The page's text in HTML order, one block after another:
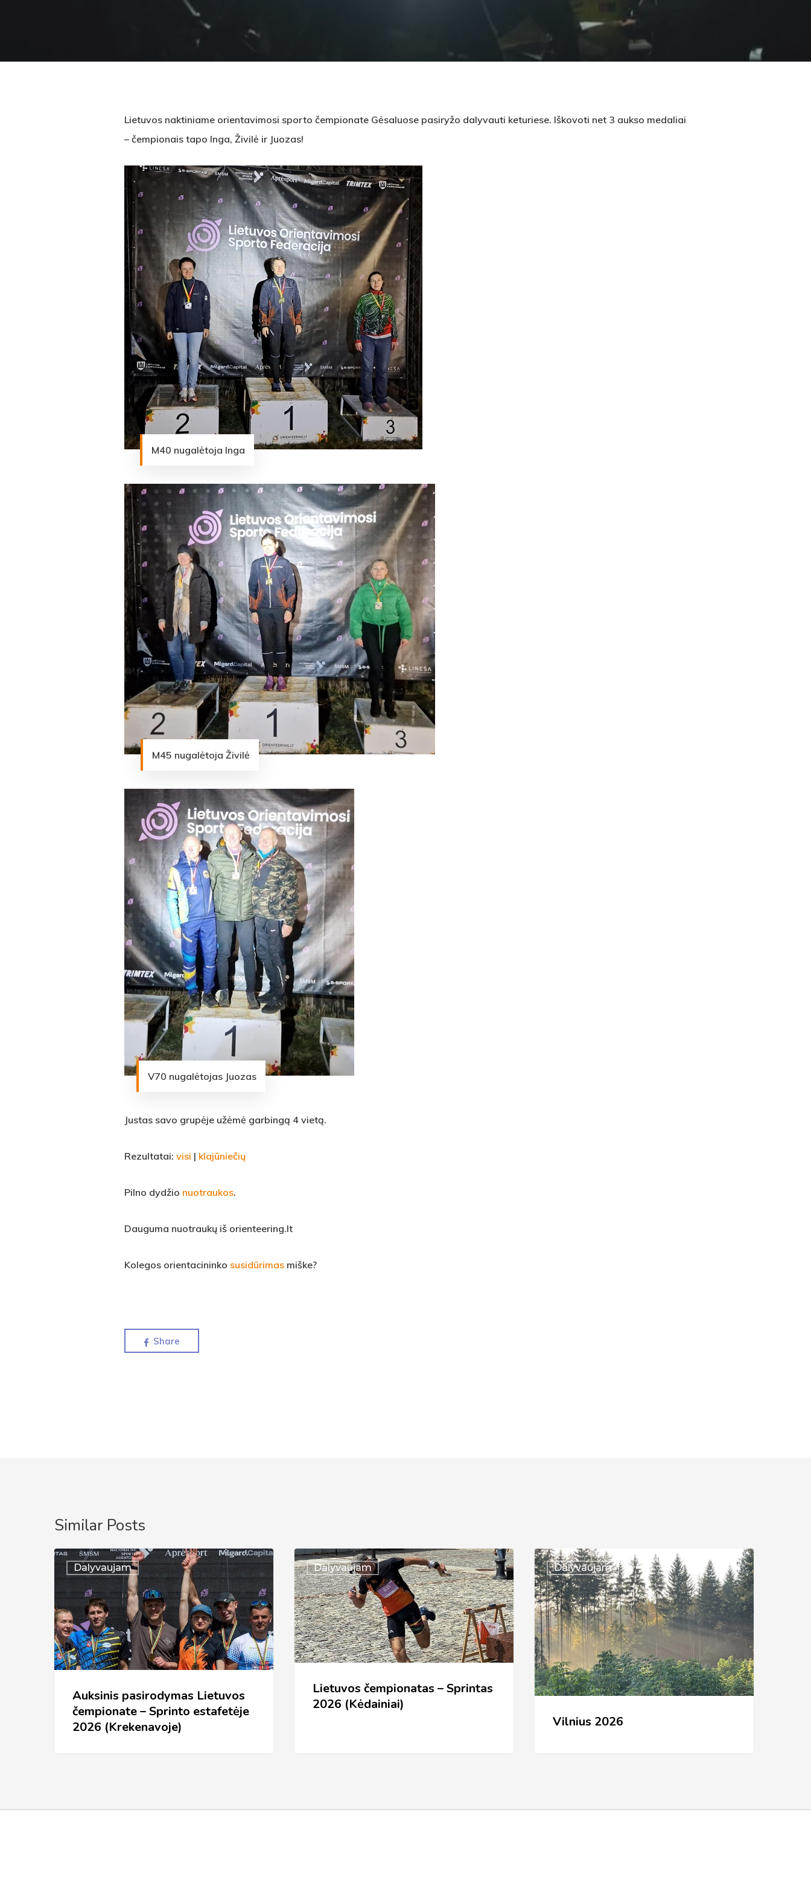
Lietuvos naktiniame orientavimosi sporto čempionate Gėsaluose pasiryžo dalyvauti keturiese. Iškovoti net 3 aukso medaliai
– čempionais tapo Inga, Živilė ir Juozas!
M40 nugalėtoja Inga
M45 nugalėtoja Živilė
V70 nugalėtojas Juozas
Justas savo grupėje užėmė garbingą 4 vietą.
Rezultatai:visi | klajūniečių
Pilno dydžio nuotraukos.
Dauguma nuotraukų iš orienteering.lt
Kolegos orientacininko susidūrimas miške?
Share
Similar Posts
Dalyvaujam
Auksinis
pasirodymas
Lietuvos
čempionate
–
Sprinto
estafetėje
2026
(Krekenavoje)
Auksinis pasirodymas Lietuvos
čempionate – Sprinto estafetėje
2026 (Krekenavoje)
Dalyvaujam
Lietuvos
čempionatas
–
Sprintas
2026
(Kėdainiai)
Lietuvos čempionatas – Sprintas
2026 (Kėdainiai)
Dalyvaujam
Vilnius
2026
Vilnius 2026